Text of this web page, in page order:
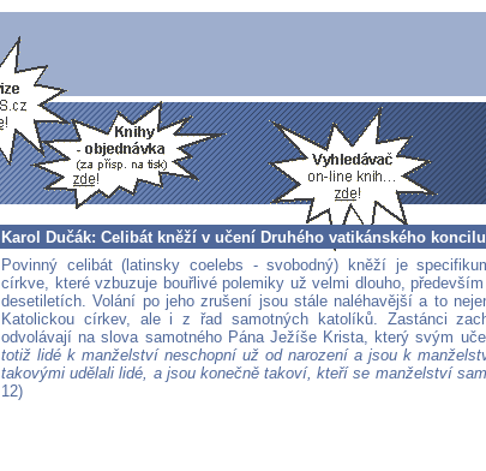
Karol Dučák: Celibát kněží v učení Druhého vatikánského koncilu
Povinný celibát (latinsky coelebs - svobodný) kněží je
církve, které vzbuzuje bouřlivé polemiky už velmi dlouho,
desetiletích. Volání po jeho zrušení jsou stále naléhavější a to
Katolickou církev, ale i z řad samotných katolíků. Zastánci
odvolávají na slova samotného Pána Ježíše Krista, který svým
totiž lidé k manželství neschopní už od narození a jsou k
takovými udělali lidé, a jsou konečně takoví, kteří se manželství
12)